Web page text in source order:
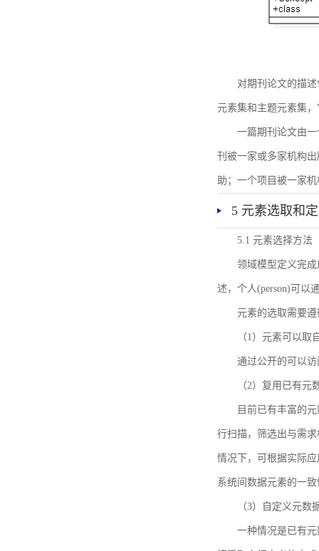
对期刊论文的描
元素集和主题元素集
一篇期刊论文由
刊被一家或多家机构
助；一个项目被一家
5 元素选取和
5.1 元素选择方法
领域模型定义完
述，个人(person)可以
元素的选取需要
（1）元素可以取
通过公开的可以
（2）复用已有元
目前已有丰富的
行扫描，筛选出与需
情况下，可根据实际
系统间数据元素的一致
（3）自定义元数
一种情况是已有